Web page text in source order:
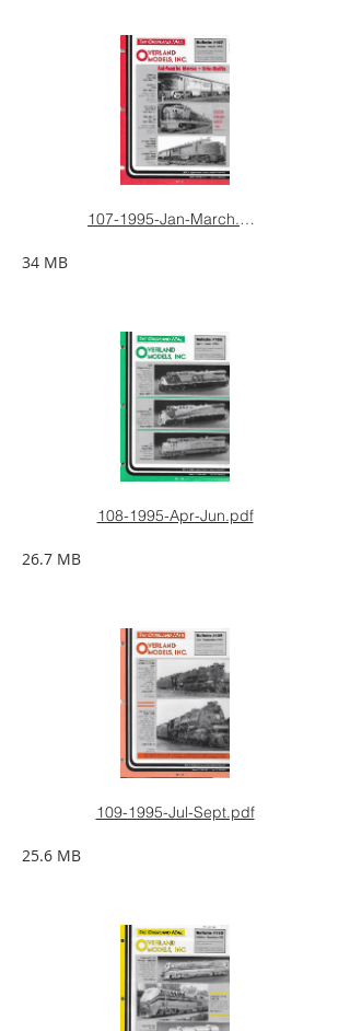
107-1995-Jan-March.pdf
34 MB
108-1995-Apr-Jun.pdf
26.7 MB
109-1995-Jul-Sept.pdf
25.6 MB